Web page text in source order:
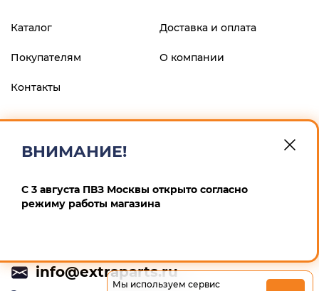
Каталог Доставка и оплата
Покупателям О компании
Контакты
р/с 40802810900600008013 к/с 30101810145250000411 БИК
044525411 ИП Маскин Алексей Анатольевич ИНН
Политика конфиденциальности
info@extraparts.ru
Мы используем сервис
ВНИМАНИЕ!
С 3 августа ПВЗ Москвы открыто согласно
режиму работы магазина